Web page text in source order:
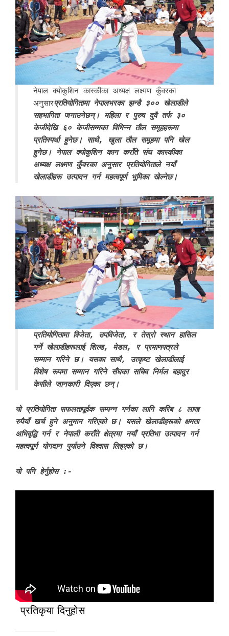
नेपाल क्योकुशिन कास्कीका अध्यक्ष लक्ष्मण कुँवरका
अनुसारप्रतियोगितामा नेपालभरका झन्डै ३०० खेलाडीले
सहभागिता जनाउनेछन्। महिला र पुरुष दुवै तर्फ ३०
केजीदेखि ६० केजीसम्मका विभिन्न तौल समूहहरूमा
प्रतिस्पर्धा हुनेछ। साथै, खुला तौल समूहमा पनि खेल
हुनेछ। नेपाल क्योकुशिन कान कराँते संघ कास्कीका
अध्यक्ष लक्ष्मण कुँवरका अनुसार प्रतियोगिताले नयाँ
खेलाडीहरू उत्पादन गर्न महत्वपूर्ण भूमिका खेल्नेछ।
प्रतियोगितामा विजेता, उपविजेता, र तेस्रो स्थान हासिल
गर्ने खेलाडीहरूलाई शिल्ड, मेडल, र प्रमाणपत्रले
सम्मान गरिने छ। यसका साथै, उत्कृष्ट खेलाडीलाई
विशेष रूपमा सम्मान गरिने सँघका सचिव निर्मल बहादुर
केसीले जानकारी दिएका छन्।
यो प्रतियोगिता सफलतापूर्वक सम्पन्न गर्नका लागि करिब ८ लाख
रुपैयाँ खर्च हुने अनुमान गरिएको छ। यसले खेलाडीहरूको क्षमता
अभिवृद्धि गर्न र नेपाली कराँते क्षेत्रमा नयाँ प्रतिभा उत्पादन गर्न
महत्वपूर्ण योगदान पुर्याउने विश्वास लिइएको छ।
यो पनि हेर्नुहोस :-
प्रतिकृया दिनुहोस